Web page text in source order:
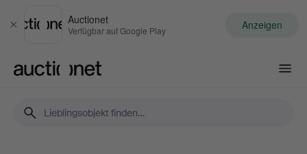
Schließen
Auctionet
Verfügbar auf Google Play Anzeigen